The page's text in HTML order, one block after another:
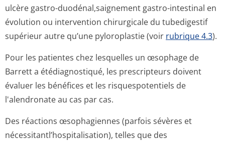
ulcère gastro-duodénal,saignement gastro-intestinal en
évolution ou intervention chirurgicale du tubedigestif
supérieur autre qu’une pyloroplastie (voir rubrique 4.3).
Pour les patientes chez lesquelles un œsophage de
Barrett a étédiagnostiqué, les prescripteurs doivent
évaluer les bénéfices et les risquespotentiels de
l'alendronate au cas par cas.
Des réactions œsophagiennes (parfois sévères et
nécessitantl’hos­pitalisation), telles que des